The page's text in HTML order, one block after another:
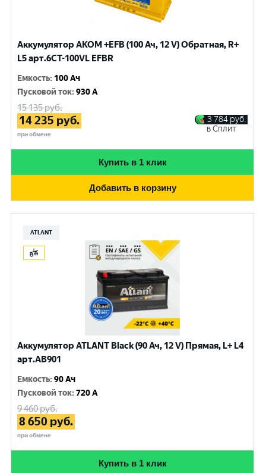
Аккумулятор AKOM +EFB (100 Ач, 12 V) Обратная, R+
L5 арт.6СТ-100VL EFBR
Емкость: 100 Ач
Пусковой ток:930 A
15 135руб.
14 235 руб.
при обмене
3 784 руб.
в Сплит
Купить в 1 клик
Добавить в корзину
ATLANT
Аккумулятор ATLANT Black (90 Ач, 12 V) Прямая, L+ L4
арт.AB901
Емкость:90 Ач
Пусковой ток:720 A
9 460руб.
8 650 руб.
при обмене
Купить в 1 клик